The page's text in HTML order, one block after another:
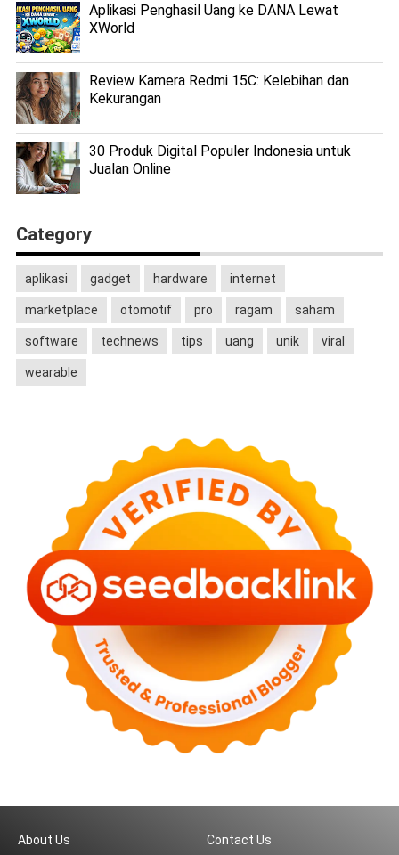
Aplikasi Penghasil Uang ke DANA Lewat
XWorld
Review Kamera Redmi 15C: Kelebihan dan
Kekurangan
30 Produk Digital Populer Indonesia untuk
Jualan Online
Category
aplikasi gadget hardware internet
marketplace otomotif pro ragam saham
software technews tips uang unik viral
wearable
About Us Contact Us